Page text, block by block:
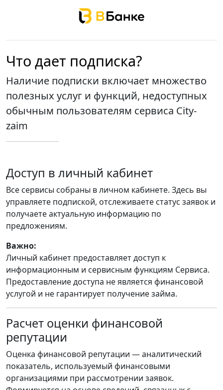
Что дает подписка?
Наличие подписки включает множество
полезных услуг и функций, недоступных
обычным пользователям сервиса City-
zaim
Доступ в личный кабинет
Все сервисы собраны в личном кабинете. Здесь вы
управляете подпиской, отслеживаете статус заявок и
получаете актуальную информацию по
предложениям.
Важно:
Личный кабинет предоставляет доступ к
информационным и сервисным функциям Сервиса.
Предоставление доступа не является финансовой
услугой и не гарантирует получение займа.
Расчет оценки финансовой
репутации
Оценка финансовой репутации — аналитический
показатель, используемый финансовыми
организациями при рассмотрении заявок.